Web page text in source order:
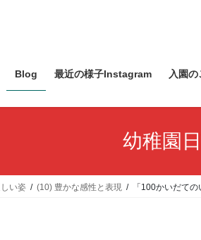
Blog 最近の様子Instagram 入園
幼稚園
い姿 (10) 豊かな感性と表現 「100かいだての